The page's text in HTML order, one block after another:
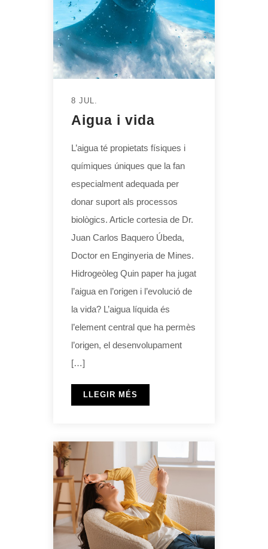
8 JUL.
Aigua i vida
L’aigua té propietats físiques i
químiques úniques que la fan
especialment adequada per
donar suport als processos
biològics. Article cortesia de Dr.
Juan Carlos Baquero Úbeda,
Doctor en Enginyeria de Mines.
Hidrogeòleg Quin paper ha jugat
l’aigua en l’origen i l’evolució de
la vida? L’aigua líquida és
l’element central que ha permès
l’origen, el desenvolupament
[…]
LLEGIR MÉS